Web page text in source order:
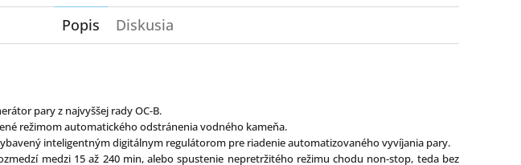
Popis Diskusia
pary z najvyššej rady OC-B.
režimom automatického odstránenia vodného kameňa.
inteligentným digitálnym regulátorom pre riadenie automatizovaného vyvíjania pary.
medzi 15 až 240 min, alebo spustenie nepretržitého režimu chodu non-stop, teda bez